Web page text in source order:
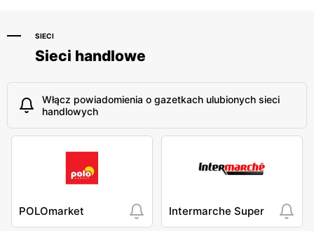
SIECI
Sieci handlowe
Włącz powiadomienia o gazetkach ulubionych sieci
handlowych
POLOmarket Intermarche Super